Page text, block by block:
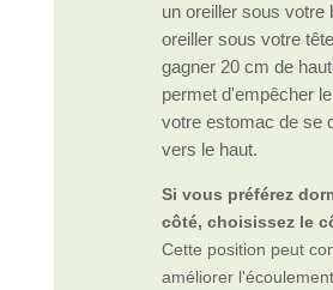
un oreiller sous votre
oreiller sous votre
gagner 20 cm de
permet d'empêcher
votre estomac de se
vers le haut.
Si vous préférez
côté, choisissez le
Cette position peut
améliorer